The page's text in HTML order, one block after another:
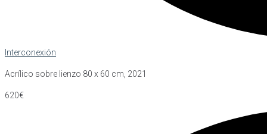
Interconexión
Acrílico sobre lienzo 80 x 60 cm, 2021
620€